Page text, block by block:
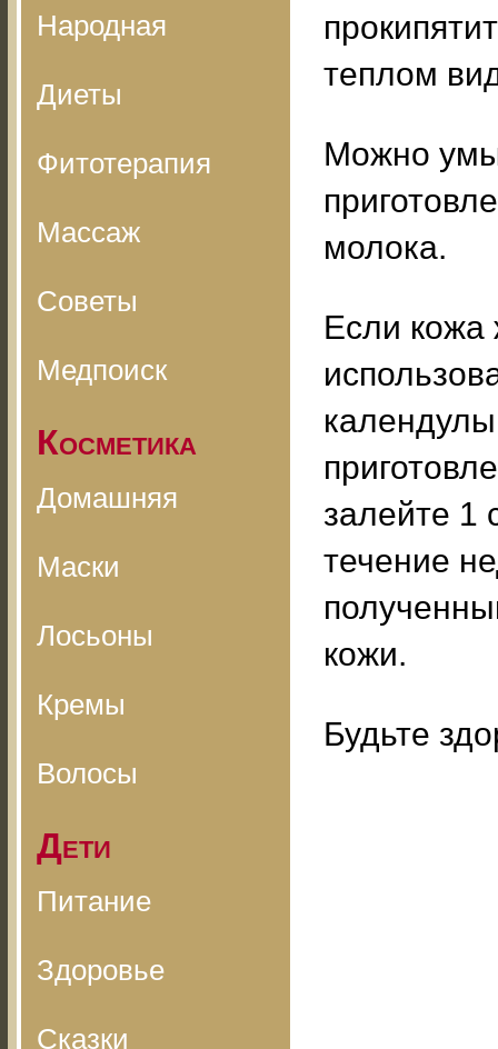
Народная
Диеты
Фитотерапия
Массаж
Советы
Медпоиск
Косметика
Домашняя
Маски
Лосьоны
Кремы
Волосы
Дети
Питание
Здоровье
Сказки
теплом
Можно
молока.
Если кожа
залейте 1
течение
кожи.
Будьте